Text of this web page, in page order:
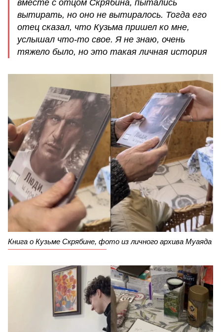
вместе с отцом Скрябина, пытались
вытирать, но оно не вытиралось. Тогда его
отец сказал, что Кузьма пришел ко мне,
услышал что-то свое. Я не знаю, очень
тяжело было, но это такая личная история
Книга о Кузьме Скрябине, фото из личного архива Муаяда